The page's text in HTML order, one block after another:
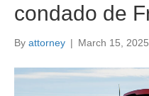
condado de
By attorney | March 15, 2025